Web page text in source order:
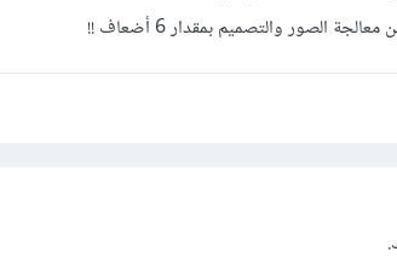
الصور والتصميم بمقدار 6 أضعاف !!